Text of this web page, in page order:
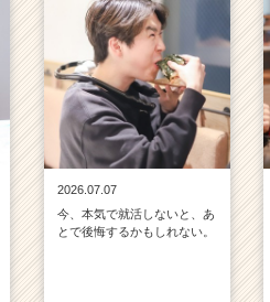
2026.07.07
今、本気で就活しないと、あ
とで後悔するかもしれない。